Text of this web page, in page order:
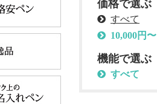
価格で選ぶ
すべて
10,000円〜
機能で選ぶ
すべて